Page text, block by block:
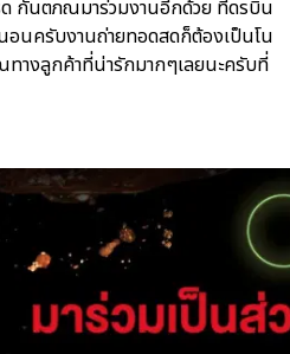
กันตภณมาร่วมงานอีกด้วย ที่ดรบิน
นครับงานถ่ายทอดสดก็ต้องเป็นโน
างลูกค้าที่น่ารักมากๆเลยนะครับที่